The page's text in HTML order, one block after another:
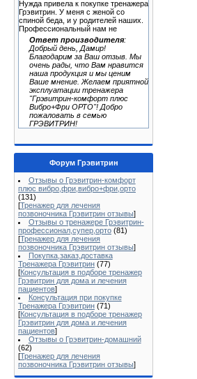
Нужда привела к покупке тренажера
Грэвитрин. У меня с женой со
спиной беда, и у родителей наших.
Профессиональный нам не
Ответ производителя:
Добрый день, Дамир!
Благодарим за Ваш отзыв. Мы
очень рады, что Вам нравится
наша продукция и мы ценим
Ваше мнение. Желаем приятной
эксплуатации тренажера
"Грэвитрин-комфорт плюс
Вибро+Фри ОРТО"! Добро
пожаловать в семью
ГРЭВИТРИН!
Форум Грэвитрин
Отзывы о Грэвитрин-комфорт
плюс вибро,фри,вибро+фри,орто
(131)
[Тренажер для лечения
позвоночника Грэвитрин отзывы]
Отзывы о тренажере Грэвитрин-
профессионал,супер,орто (81)
[Тренажер для лечения
позвоночника Грэвитрин отзывы]
Покупка,заказ,доставка
Тренажера Грэвитрин (77)
[Консультация в подборе тренажер
Грэвитрин для дома и лечения
пациентов]
Консультация при покупке
Тренажера Грэвитрин (71)
[Консультация в подборе тренажер
Грэвитрин для дома и лечения
пациентов]
Отзывы о Грэвитрин-домашний
(62)
[Тренажер для лечения
позвоночника Грэвитрин отзывы]